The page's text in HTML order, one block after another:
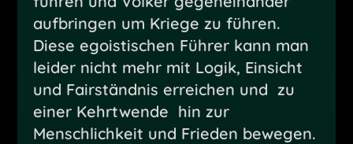
aufbringen um Kriege zu führen.
Diese egoistischen Führer kann man
leider nicht mehr mit Logik, Einsicht
und Fairständnis erreichen und zu
einer Kehrtwende hin zur
Menschlichkeit und Frieden bewegen.